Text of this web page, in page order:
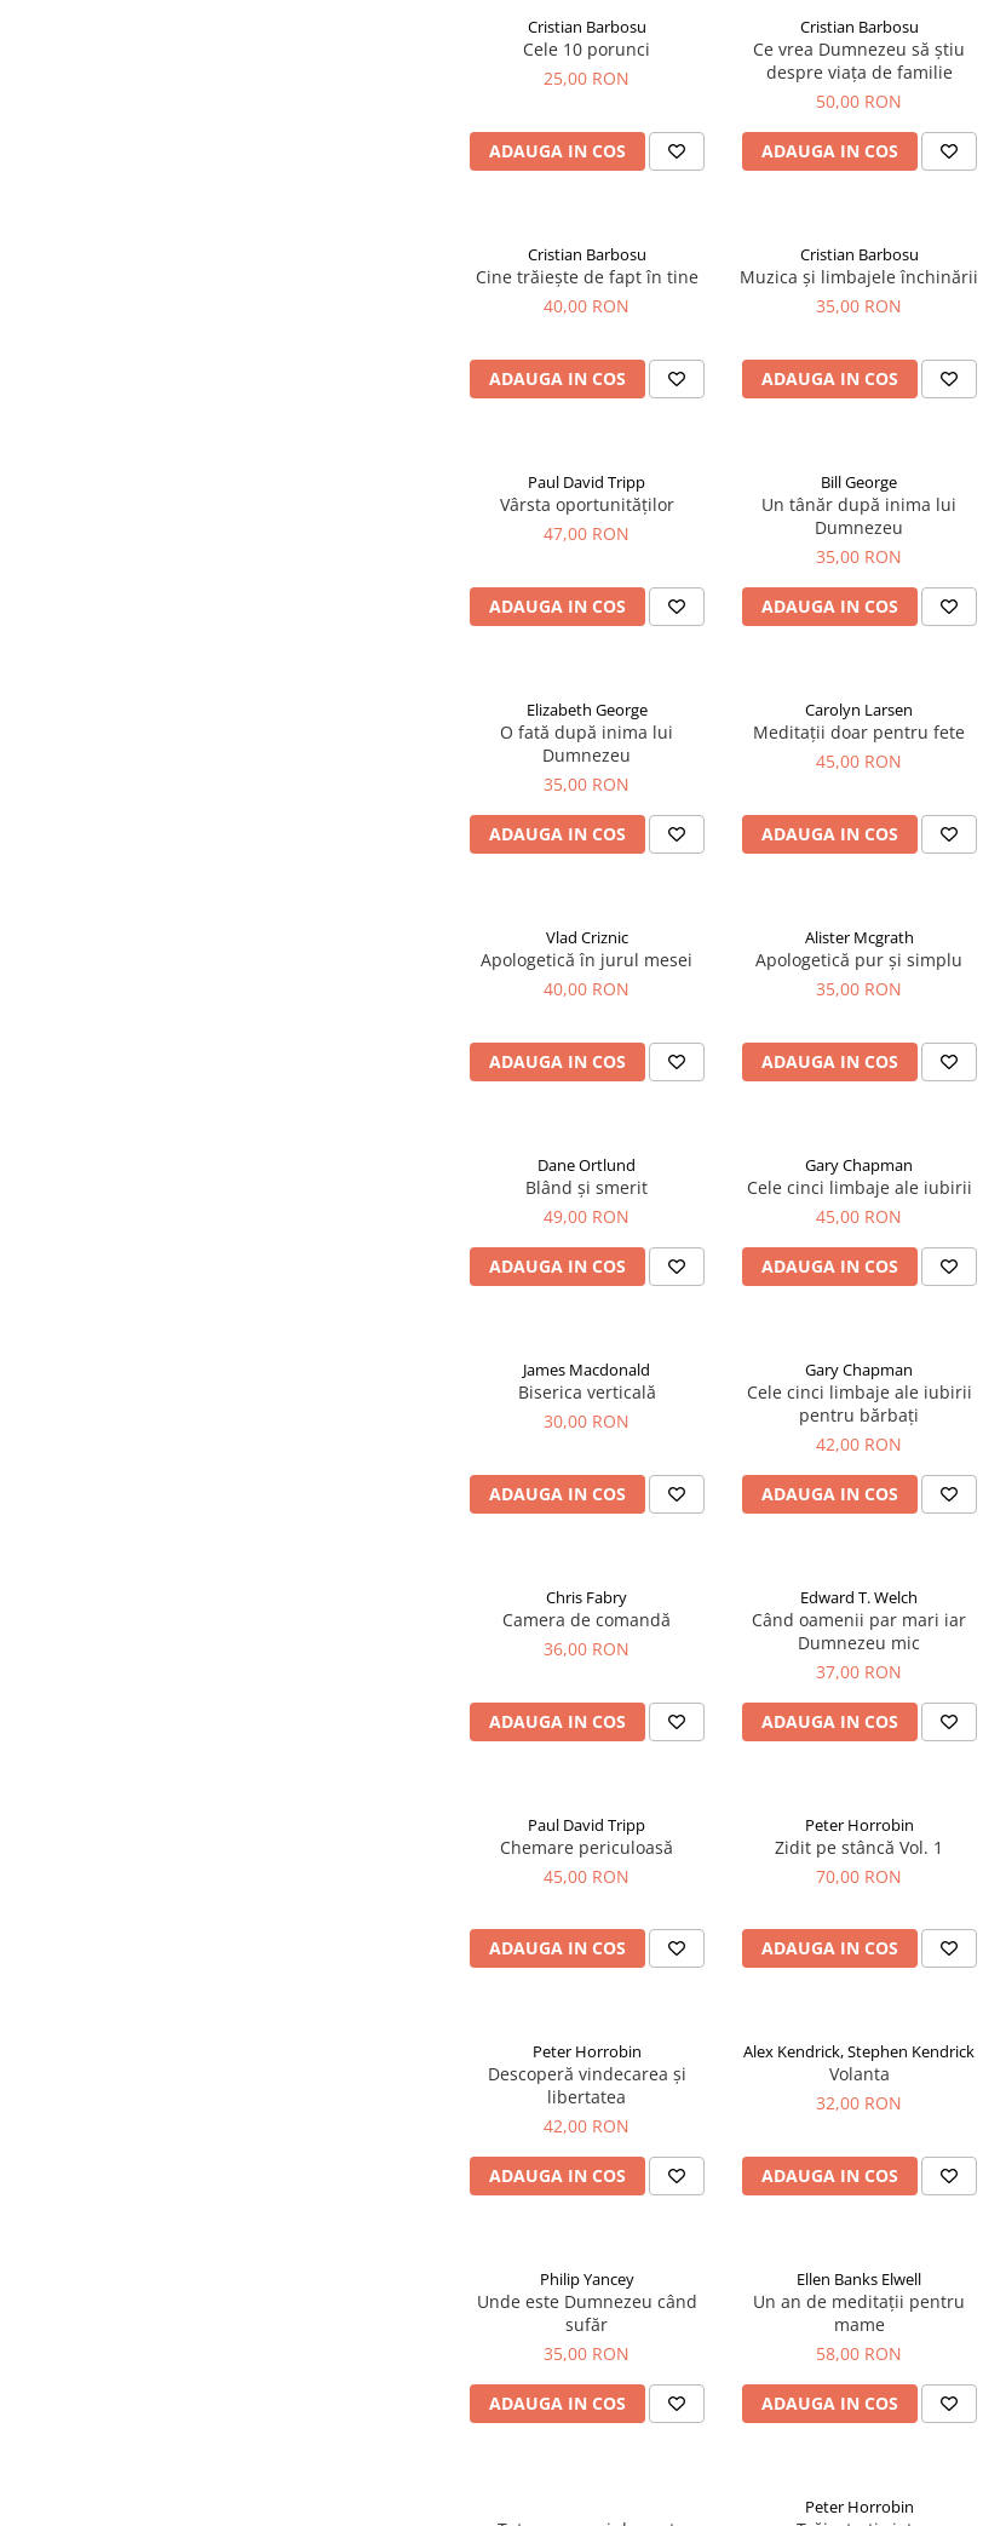
Cristian Barbosu
Cele 10 porunci
25,00 RON
ADAUGA IN COS
Cristian Barbosu
Ce vrea Dumnezeu să știu
despre viața de familie
50,00 RON
ADAUGA IN COS
Cristian Barbosu
Cine trăiește de fapt în tine
40,00 RON
ADAUGA IN COS
Cristian Barbosu
Muzica și limbajele închinării
35,00 RON
ADAUGA IN COS
Paul David Tripp
Vârsta oportunităților
47,00 RON
ADAUGA IN COS
Bill George
Un tânăr după inima lui
Dumnezeu
35,00 RON
ADAUGA IN COS
Elizabeth George
O fată după inima lui
Dumnezeu
35,00 RON
ADAUGA IN COS
Carolyn Larsen
Meditații doar pentru fete
45,00 RON
ADAUGA IN COS
Vlad Criznic
Apologetică în jurul mesei
40,00 RON
ADAUGA IN COS
Alister Mcgrath
Apologetică pur și simplu
35,00 RON
ADAUGA IN COS
Dane Ortlund
Blând și smerit
49,00 RON
ADAUGA IN COS
Gary Chapman
Cele cinci limbaje ale iubirii
45,00 RON
ADAUGA IN COS
James Macdonald
Biserica verticală
30,00 RON
ADAUGA IN COS
Gary Chapman
Cele cinci limbaje ale iubirii
pentru bărbați
42,00 RON
ADAUGA IN COS
Chris Fabry
Camera de comandă
36,00 RON
ADAUGA IN COS
Edward T. Welch
Când oamenii par mari iar
Dumnezeu mic
37,00 RON
ADAUGA IN COS
Paul David Tripp
Chemare periculoasă
45,00 RON
ADAUGA IN COS
Peter Horrobin
Zidit pe stâncă Vol. 1
70,00 RON
ADAUGA IN COS
Peter Horrobin
Descoperă vindecarea și
libertatea
42,00 RON
ADAUGA IN COS
Alex Kendrick, Stephen Kendrick
Volanta
32,00 RON
ADAUGA IN COS
Philip Yancey
Unde este Dumnezeu când
sufăr
35,00 RON
ADAUGA IN COS
Ellen Banks Elwell
Un an de meditații pentru
mame
58,00 RON
ADAUGA IN COS
Peter Horrobin